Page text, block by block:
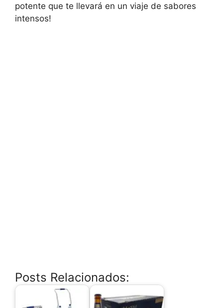
potente que te llevará en un viaje de sabores
intensos!
Posts Relacionados: